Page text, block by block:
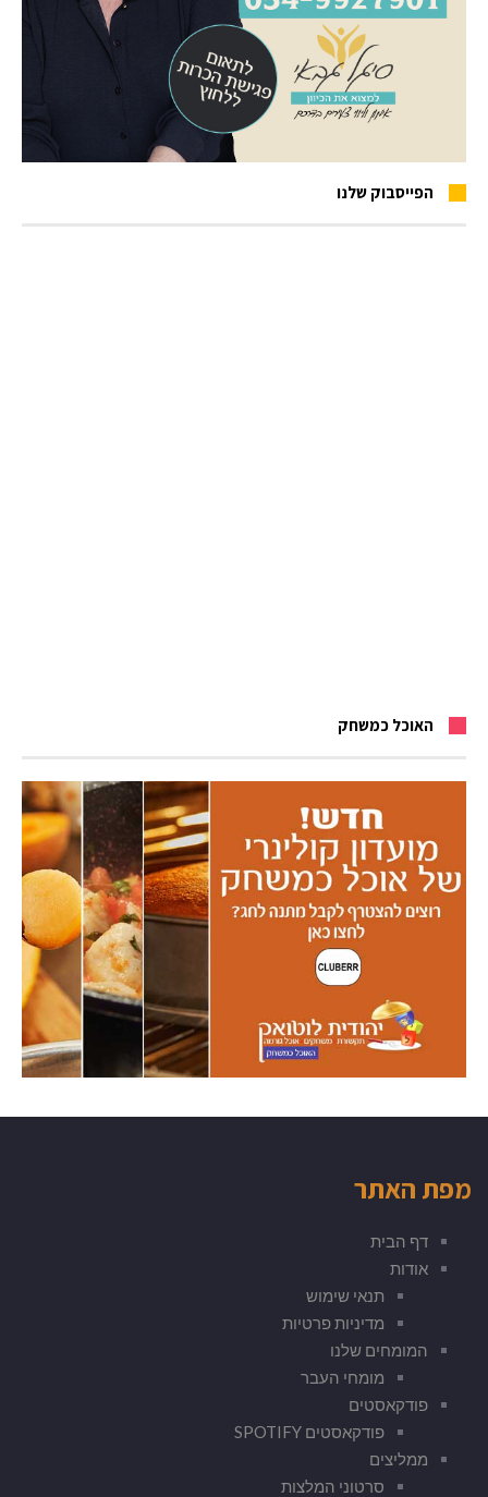
הפייסבוק שלנו
האוכל כמשחק
מפת האתר
דף הבית
אודות
תנאי שימוש
מדיניות פרטיות
המומחים שלנו
מומחי העבר
פודקאסטים
פודקאסטים SPOTIFY
ממליצים
סרטוני המלצות